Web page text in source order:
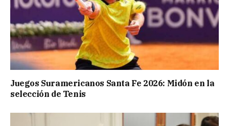
Juegos Suramericanos Santa Fe 2026: Midón en la
selección de Tenis